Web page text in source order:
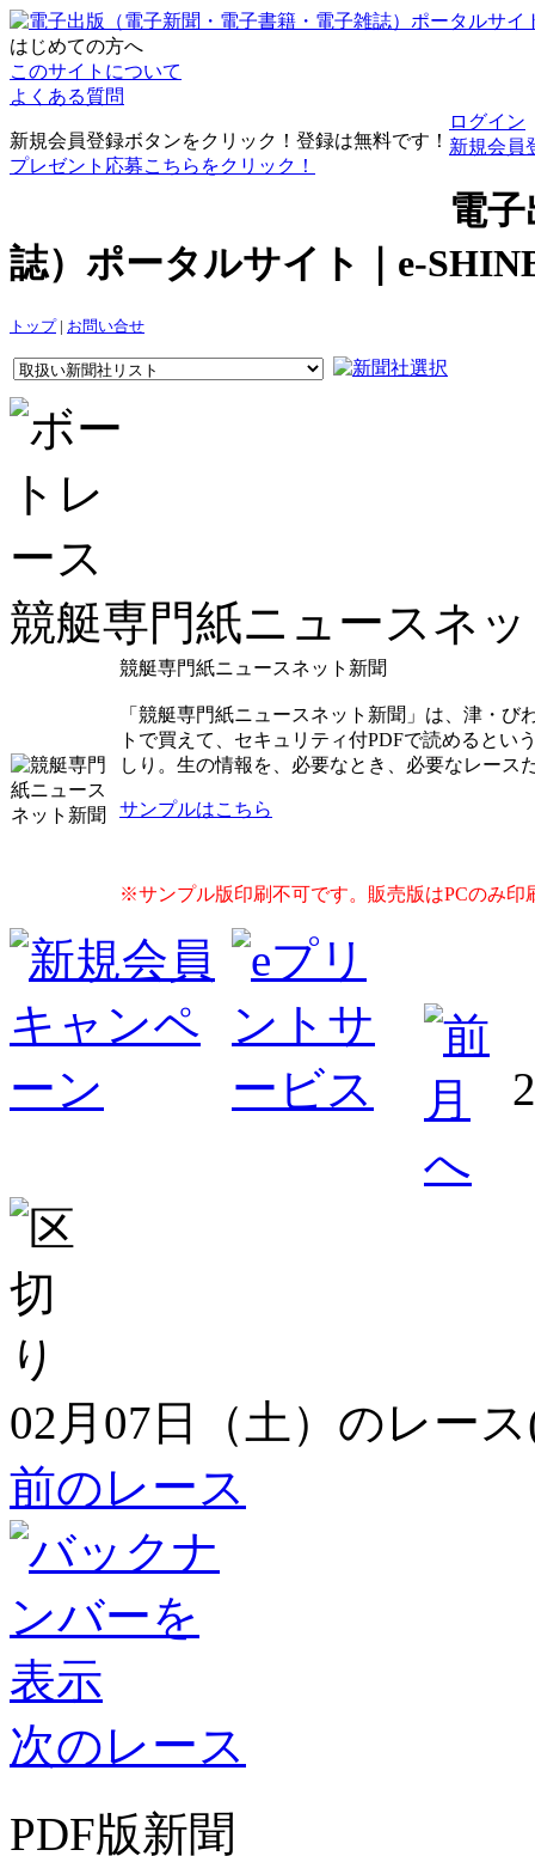
はじめての方へ
このサイトについて
よくある質問
新規会員登録ボタンをクリック！登録は無料です！
プレゼント応募こちらをクリック！
ログイン
新規会員
電
誌）ポータルサイト｜e-
トップ| お問い合せ
競艇専門紙ニュースネ
競艇専門紙ニュースネット新聞
「競艇専門紙ニュースネット新聞」は、津・
トで買えて、セキュリティ付PDFで読めると
しり。生の情報を、必要なとき、必要なレース
サンプルはこちら
※サンプル版印刷不可です。販売版はPCのみ印
02月07日（土）のレー
前のレース
次のレース
PDF版新聞